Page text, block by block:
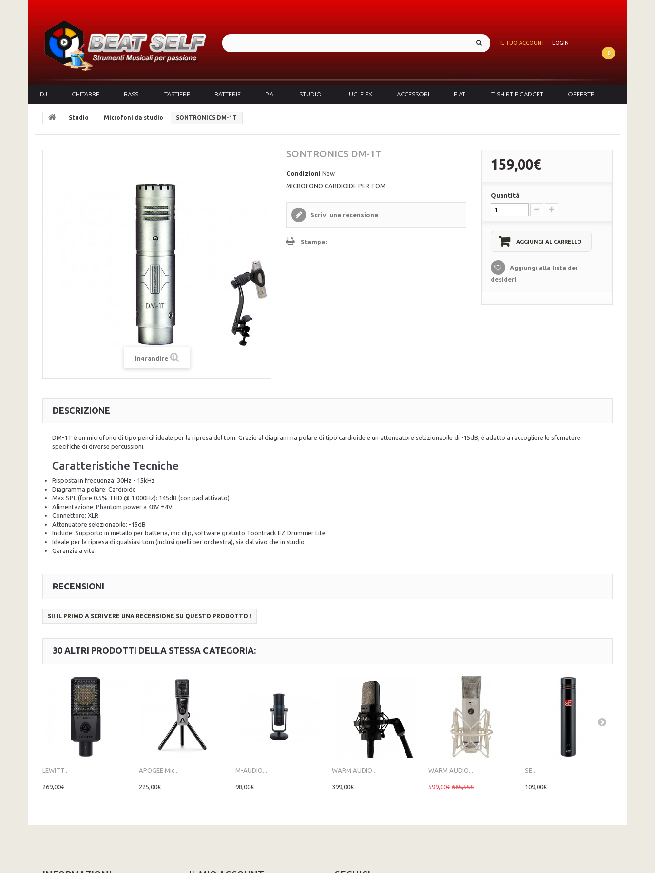
IL TUO ACCOUNT
LOGIN
0
DJ CHITARRE BASSI TASTIERE BATTERIE P.A. STUDIO LUCI E FX ACCESSORI FIATI T-SHIRT E GADGET OFFERTE
Studio Microfoni da studio SONTRONICS DM-1T
Ingrandire
SONTRONICS DM-1T
Condizioni New
MICROFONO CARDIOIDE PER TOM
Scrivi una recensione
Stampa:
159,00€
Quantità
AGGIUNGI AL CARRELLO
Aggiungi alla lista dei
desideri
DESCRIZIONE
DM-1T è un microfono di tipo pencil ideale per la ripresa del tom. Grazie al diagramma polare di tipo cardioide e un attenuatore selezionabile di -15dB, è adatto a raccogliere le sfumature
specifiche di diverse percussioni.
Caratteristiche Tecniche
Risposta in frequenza: 30Hz - 15kHz
Diagramma polare: Cardioide
Max SPL (fpre 0.5% THD @ 1,000Hz): 145dB (con pad attivato)
Alimentazione: Phantom power a 48V ±4V
Connettore: XLR
Attenuatore selezionabile: -15dB
Include: Supporto in metallo per batteria, mic clip, software gratuito Toontrack EZ Drummer Lite
Ideale per la ripresa di qualsiasi tom (inclusi quelli per orchestra), sia dal vivo che in studio
Garanzia a vita
RECENSIONI
SII IL PRIMO A SCRIVERE UNA RECENSIONE SU QUESTO PRODOTTO !
30 ALTRI PRODOTTI DELLA STESSA CATEGORIA:
LEWITT...
269,00€
APOGEE Mic...
225,00€
M-AUDIO...
98,00€
WARM AUDIO...
399,00€
WARM AUDIO...
599,00€ 665,55€
SE...
109,00€